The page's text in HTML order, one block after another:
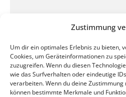
Zustimmung
Um dir ein optimales Erlebnis zu bieten,
Cookies, um Geräteinformationen zu
zuzugreifen. Wenn du diesen
wie das Surfverhalten oder eindeutige
verarbeiten. Wenn du deine
können bestimmte Merkmale und
unsere
in der Zeit vom
Montag – Freitag: